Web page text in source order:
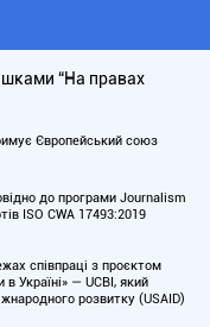
“На правах
Європейський союз
до програми Journalism
ISO CWA 17493:2019
співпраці з проєктом
Україні» — UCBI, який
розвитку (USAID)